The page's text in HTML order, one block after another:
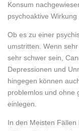
Konsum
psychoaktive Wirkung
Ob es zu einer
umstritten. Wenn
sehr schwer sein,
Depressionen und
hingegen können
problemlos und ohne
einlegen.
In den Meisten